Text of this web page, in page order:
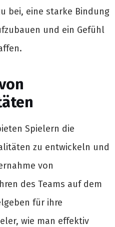
bei, eine starke Bindung
und ein Gefühl
Spielern die
zu entwickeln und
von
des Teams auf dem
für ihre
wie man effektiv